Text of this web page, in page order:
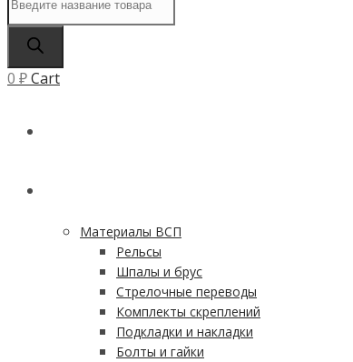
товаров
0 ₽Cart
Материалы ВСП
Рельсы
Шпалы и брус
Стрелочные переводы
Комплекты скреплений
Подкладки и накладки
Болты и гайки